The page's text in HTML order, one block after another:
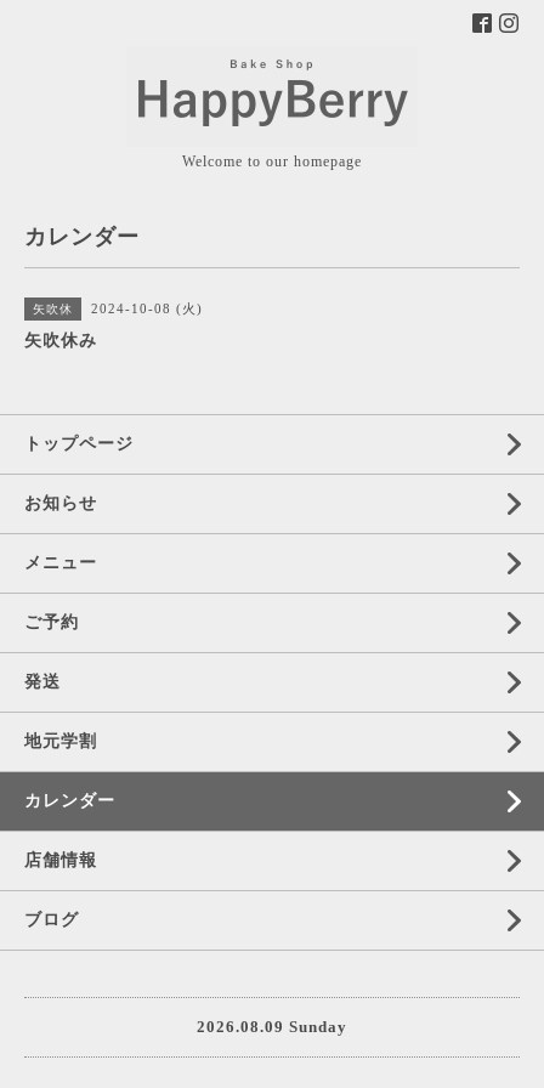
Welcome to our homepage
カレンダー
矢吹休 2024-10-08 (火)
矢吹休み
トップページ
お知らせ
メニュー
ご予約
発送
地元学割
カレンダー
店舗情報
ブログ
2026.08.09 Sunday